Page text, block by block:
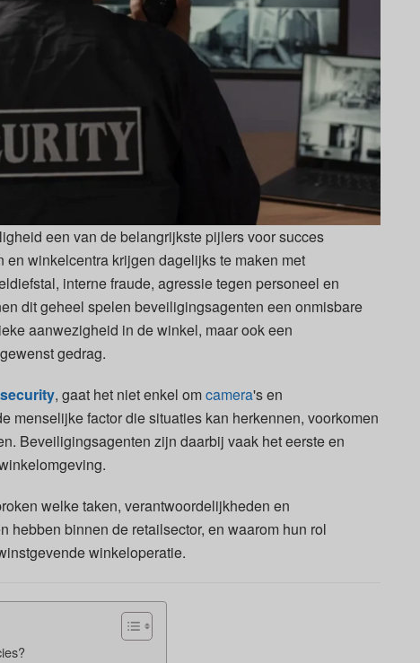
een van de belangrijkste pijlers voor succes
en winkelcentra krijgen dagelijks te maken met
interne fraude, agressie tegen personeel en
dit geheel spelen beveiligingsagenten een onmisbare
aanwezigheid in de winkel, maar ook een
gedrag.
, gaat het niet enkel omcamera's en
menselijke factor die situaties kan herkennen, voorkomen
Beveiligingsagenten zijn daarbij vaak het eerste en
welke taken, verantwoordelijkheden en
hebben binnen de retailsector, en waarom hun rol
winkeloperatie.